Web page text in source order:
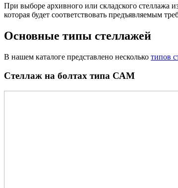
При выборе архивного или складского стеллажа
которая будет соответствовать предъявляемым
Основные типы стеллажей
В нашем каталоге представлено несколько типов
Стеллаж на болтах типа САМ